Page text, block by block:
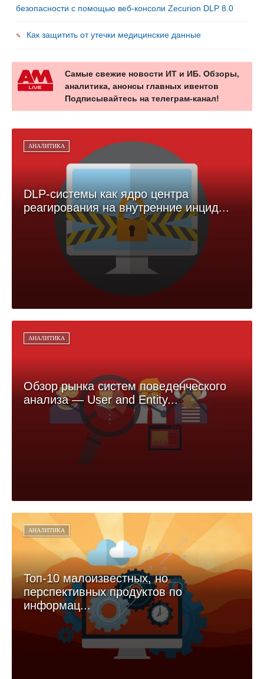
безопасности c помощью веб-консоли Zecurion DLP 8.0
Как защитить от утечки медицинские данные
Самые свежие новости ИТ и ИБ. Обзоры,
аналитика, анонсы главных ивентов
Подписывайтесь на телеграм-канал!
АНАЛИТИКА
DLP-системы как ядро центра
реагирования на внутренние инцид...
АНАЛИТИКА
Обзор рынка систем поведенческого
анализа — User and Entity...
АНАЛИТИКА
Топ-10 малоизвестных, но
перспективных продуктов по
информац...